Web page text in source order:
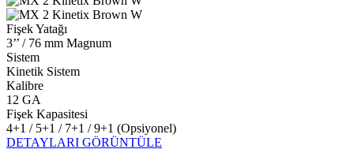
Fişek Yatağı
3’’ / 76 mm Magnum
Sistem
Kinetik Sistem
Kalibre
12 GA
Fişek Kapasitesi
4+1 / 5+1 / 7+1 / 9+1 (Opsiyonel)
DETAYLARI GÖRÜNTÜLE